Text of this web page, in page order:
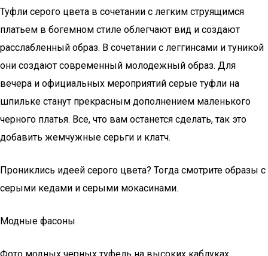
Туфли серого цвета в сочетании с легким струящимся
платьем в богемном стиле облегчают вид и создают
расслабленный образ. В сочетании с леггинсами и туникой
они создают современный молодежный образ. Для
вечера и официальных мероприятий серые туфли на
шпильке станут прекрасным дополнением маленького
черного платья. Все, что вам останется сделать, так это
добавить жемчужные серьги и клатч.
Прониклись идеей серого цвета? Тогда смотрите образы с
серыми кедами и серыми мокасинами.
Модные фасоны